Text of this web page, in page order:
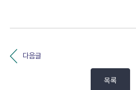
다음글
목록